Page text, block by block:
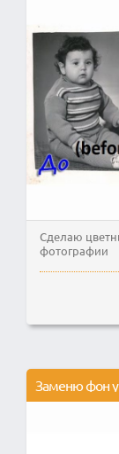
Сделаю
фотографии
Заменю фон